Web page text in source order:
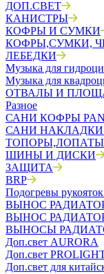
ДОП.СВЕТ
КАНИСТРЫ
КОФРЫ И СУМКИ
КОФРЫ,СУМКИ,
ЛЕБЕДКИ
Музыка для
Музыка для
ОТВАЛЫ И
Разное
САНИ КОФРЫ
САНИ НАКЛАДКИ
ТОПОРЫ,ЛОПАТЫ
ШИНЫ И ДИСКИ
ЗАЩИТА
BRP
Подогревы
ВЫНОС
ВЫНОС
ВЫНОСЫ
Доп.свет AURORA
Доп.свет
Доп.свет для